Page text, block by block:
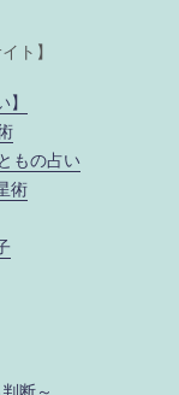
ト】
もの占い
術
断～